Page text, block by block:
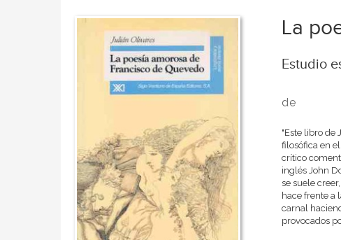
La
Estudio
de
"Este libro de
filosófica en
crítico
inglés John
se suele
hace frente a
carnal
provocados